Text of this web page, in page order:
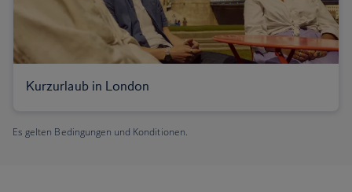
Kurzurlaub in London
Es gelten Bedingungen und Konditionen.